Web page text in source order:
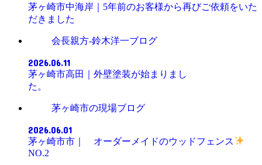
茅ヶ崎市中海岸｜5年前のお客様から再びご依頼をいた
だきました
会長親方-鈴木洋一ブログ
2026.06.11
茅ヶ崎市高田｜外壁塗装が始まりまし
た。
茅ヶ崎市の現場ブログ
2026.06.01
茅ヶ崎市市｜ オーダーメイドのウッドフェンス
NO.2